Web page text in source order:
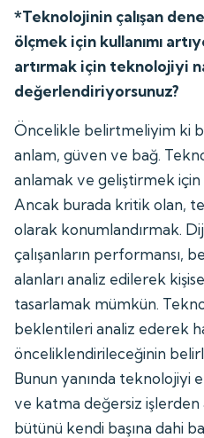
*Teknolojinin çalışan
ölçmek için kullanımı
artırmak için teknolojiyi
değerlendiriyorsunuz?
Öncelikle belirtmeliyim ki
anlam, güven ve bağ.
anlamak ve geliştirmek için
Ancak burada kritik olan,
olarak konumlandırmak.
çalışanların performansı,
alanları analiz edilerek
tasarlamak mümkün.
beklentileri analiz ederek
önceliklendirileceğinin
Bunun yanında teknolojiyi
ve katma değersiz işlerden
bütünü kendi başına dahi